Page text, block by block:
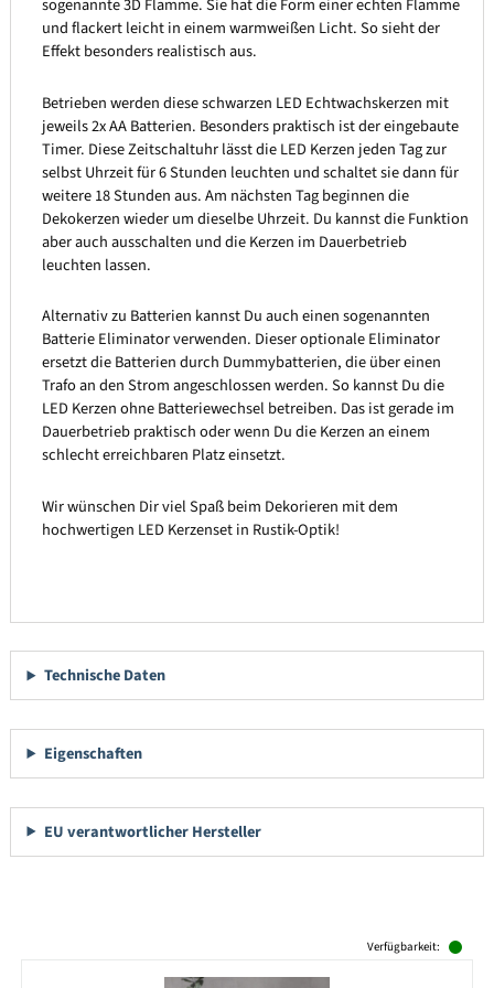
sogenannte 3D Flamme. Sie hat die Form einer echten Flamme
und flackert leicht in einem warmweißen Licht. So sieht der
Effekt besonders realistisch aus.
Betrieben werden diese schwarzen LED Echtwachskerzen mit
jeweils 2x AA Batterien. Besonders praktisch ist der eingebaute
Timer. Diese Zeitschaltuhr lässt die LED Kerzen jeden Tag zur
selbst Uhrzeit für 6 Stunden leuchten und schaltet sie dann für
weitere 18 Stunden aus. Am nächsten Tag beginnen die
Dekokerzen wieder um dieselbe Uhrzeit. Du kannst die Funktion
aber auch ausschalten und die Kerzen im Dauerbetrieb
leuchten lassen.
Alternativ zu Batterien kannst Du auch einen sogenannten
Batterie Eliminator verwenden. Dieser optionale Eliminator
ersetzt die Batterien durch Dummybatterien, die über einen
Trafo an den Strom angeschlossen werden. So kannst Du die
LED Kerzen ohne Batteriewechsel betreiben. Das ist gerade im
Dauerbetrieb praktisch oder wenn Du die Kerzen an einem
schlecht erreichbaren Platz einsetzt.
Wir wünschen Dir viel Spaß beim Dekorieren mit dem
hochwertigen LED Kerzenset in Rustik-Optik!
Technische Daten
Eigenschaften
EU verantwortlicher Hersteller
Verfügbarkeit: